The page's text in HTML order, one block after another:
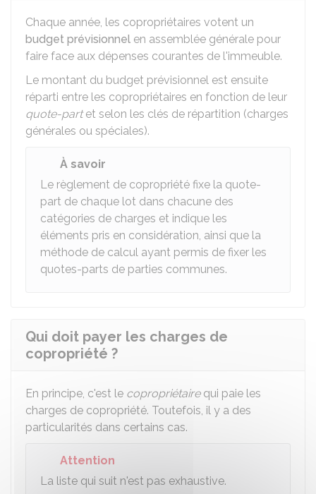
Chaque année, les copropriétaires votent un
budget prévisionnel en assemblée générale pour
faire face aux dépenses courantes de l'immeuble.
Le montant du budget prévisionnel est ensuite
réparti entre les copropriétaires en fonction de leur
quote-partet selon les clés de répartition (charges
générales ou spéciales).
À savoir
Le règlement de copropriété fixe la quote-
part de chaque lot dans chacune des
catégories de charges et indique les
éléments pris en considération, ainsi que la
méthode de calcul ayant permis de fixer les
quotes-parts de parties communes.
Qui doit payer les charges de
copropriété ?
En principe, c'est le copropriétairequi paie les
charges de copropriété. Toutefois, il y a des
particularités dans certains cas.
Attention
La liste qui suit n'est pas exhaustive.